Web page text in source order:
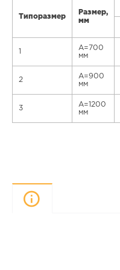
Типоразмер
Размер,
мм
А=700
мм
2
А=900
мм
3
А=1200
мм